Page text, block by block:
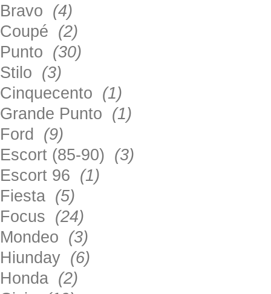
Bravo (4)
Coupé (2)
Punto (30)
Stilo (3)
Cinquecento (1)
Grande Punto (1)
Ford (9)
Escort (85-90) (3)
Escort 96 (1)
Fiesta (5)
Focus (24)
Mondeo (3)
Hiunday (6)
Honda (2)